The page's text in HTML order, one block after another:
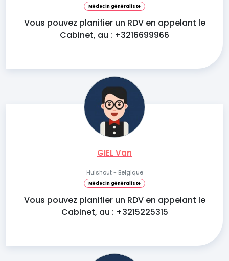
Médecin généraliste
Vous pouvez planifier un RDV en appelant le
Cabinet, au : +3216699966
GIEL Van
Hulshout - Belgique
Médecin généraliste
Vous pouvez planifier un RDV en appelant le
Cabinet, au : +3215225315